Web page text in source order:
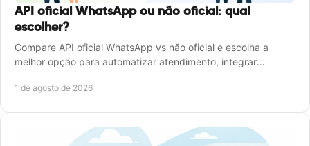
API oficial WhatsApp ou não oficial: qual
escolher?
Compare API oficial WhatsApp vs não oficial e escolha a
melhor opção para automatizar atendimento, integrar
1 de agosto de 2026